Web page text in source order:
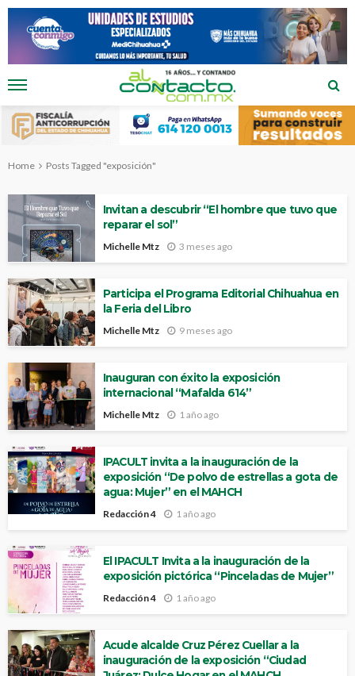
Home Posts Tagged "exposición"
Invitan a descubrir “El hombre que tuvo que
reparar el sol”
Michelle Mtz 3 meses ago
Participa el Programa Editorial Chihuahua en
la Feria del Libro
Michelle Mtz 9 meses ago
Inauguran con éxito la exposición
internacional “Mafalda 614”
Michelle Mtz 1 año ago
IPACULT invita a la inauguración de la
exposición “De polvo de estrellas a gota de
agua: Mujer” en el MAHCH
Redacción 4 1 año ago
El IPACULT Invita a la inauguración de la
exposición pictórica “Pinceladas de Mujer”
Redacción 4 1 año ago
Acude alcalde Cruz Pérez Cuellar a la
inauguración de la exposición “Ciudad